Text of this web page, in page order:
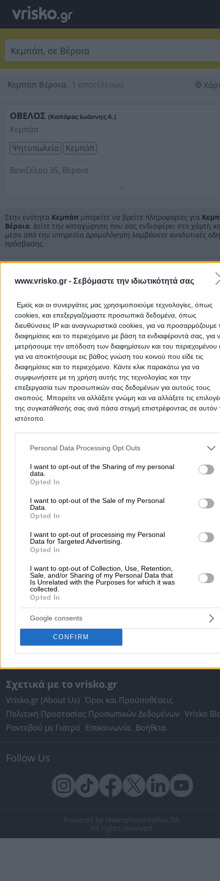
www.vrisko.gr - Σεβόμαστε την ιδιωτικότητά σας
Εμείς και οι συνεργάτες μας χρησιμοποιούμε τεχνολογίες, όπως
cookies, και επεξεργαζόμαστε προσωπικά δεδομένα, όπως
διευθύνσεις IP και αναγνωριστικά cookies, για να προσαρμόζουμε
διαφημίσεις και το περιεχόμενο με βάση τα ενδιαφέροντά σας, για
μετρήσουμε την απόδοση των διαφημίσεων και του περιεχομένου
για να αποκτήσουμε εις βάθος γνώση του κοινού που είδε τις
διαφημίσεις και το περιεχόμενο. Κάντε κλικ παρακάτω για να
συμφωνήσετε με τη χρήση αυτής της τεχνολογίας και την
επεξεργασία των προσωπικών σας δεδομένων για αυτούς τους
σκοπούς. Μπορείτε να αλλάξετε γνώμη και να αλλάξετε τις
της συγκατάθεσής σας ανά πάσα στιγμή επιστρέφοντας σε αυτόν
ιστότοπο.
Please note that this website/app uses one or more Google
and may gather and store information including but not limited to
to Google and its third-party tags to use your data for below
purposes in below Google consent section.
Personal Data Processing Opt Outs
I want to opt-out of the Sharing of my personal
data.
Opted In
I want to opt-out of the Sale of my Personal
Data.
Opted In
I want to opt-out of processing my Personal
Data for Targeted Advertising.
Opted In
I want to opt-out of Collection, Use, Retention,
Sale, and/or Sharing of my Personal Data that
Is Unrelated with the Purposes for which it was
collected.
Opted In
Google consents
CONFIRM
Κεμπάπ Βέροια: 1 αποτέλεσμα
ΟΒΕΛΟΣ (Καπάρας Ιωάννης Α.)
Κεμπάπ
Ψητοπωλεία
Κεμπάπ
Βενιζέλου 35, Βέροια
Τηλέφωνο:2331062233
Στοιχεία αναζήτησης:Κεμπάπ , Βέροια
Στην ενότητα Κεμπάπ μπορείτε να βρείτε πληροφορίες για
Βέροια. Δείτε την καταχώρηση που σας ενδιαφέρει στο χάρτη
μέσα από την υπηρεσία Δρομολόγηση λαμβάνετε αναλυτικές
πρόσβασης.
Αρχική > Νομός ΗΜΑΘΙΑΣ > Βέροια > Κεμπάπ
Δημοφιλείς Αναζητήσεις
Μετακομίσεις & Μεταφορές Κλειδιά & Κλειδαριές
Ψυχολόγοι Παιδικοί Σταθμοί Οδοντίατροι
Συνεργεία Αυτοκινήτων
Υδραυλικοί - Υδραυλικές Εγκαταστάσεις
Τοπική Αναζήτηση
Θεσσαλονίκη Πάτρα Λάρισα Ηράκλειο
Περιστέρι Καβάλα
περισσότερα >>
Χρήσιμα Σήμερα
Εφημερίες Φαρμακείων
Εφημερίες Νοσοκομείων
Δρομολόγια Πλοίων Θέατρο Σινεμά Χάρτες
Υπηρεσίες Προβολής
Διαφημιστείτε στο Vrisko.gr
Υπηρεσίες Digital Marketing
Κατασκευή Website Κατασκευή eshop
Μηχανές Αναζήτησης Βελτιστοποίηση SEO
Σχετικά με το vrisko.gr
Vrisko.gr (About Us) Όροι και Προϋποθέσεις
Πολιτική Προστασίας Προσωπικών Δεδομένων Vrisko
Ραντεβού με Γιατρό Επικοινωνία Βοήθεια
Follow Us
Powered by Newsphone Hellas SA.
All rights reserved.